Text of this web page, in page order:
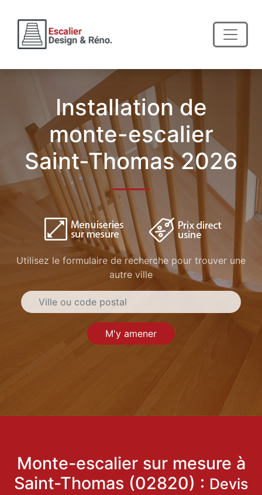
Installation de
monte-escalier
Saint-Thomas 2026
Utilisez le formulaire de recherche pour trouver une
autre ville
M'y amener
Monte-escalier sur mesure à
Saint-Thomas (02820) : Devis